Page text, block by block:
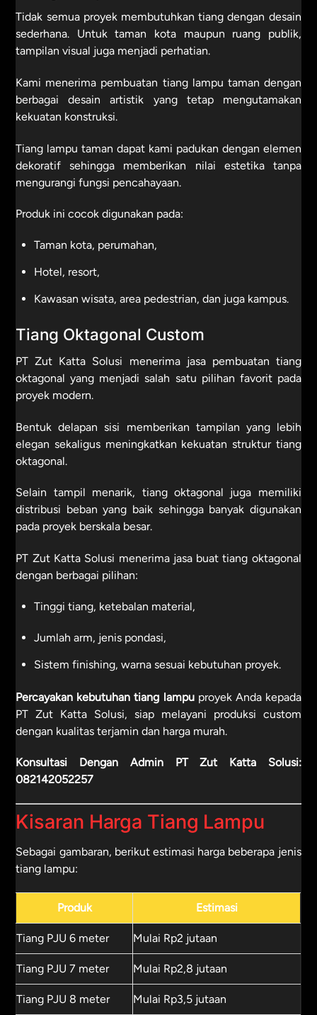
Tidak semua proyek membutuhkan tiang dengan desain
sederhana. Untuk taman kota maupun ruang publik,
tampilan visual juga menjadi perhatian.
Kami menerima pembuatan tiang lampu taman dengan
berbagai desain artistik yang tetap mengutamakan
kekuatan konstruksi.
Tiang lampu taman dapat kami padukan dengan elemen
dekoratif sehingga memberikan nilai estetika tanpa
mengurangi fungsi pencahayaan.
Produk ini cocok digunakan pada:
Taman kota, perumahan,
Hotel, resort,
Kawasan wisata, area pedestrian, dan juga kampus.
Tiang Oktagonal Custom
PT Zut Katta Solusi menerima jasa pembuatan tiang
oktagonal yang menjadi salah satu pilihan favorit pada
proyek modern.
Bentuk delapan sisi memberikan tampilan yang lebih
elegan sekaligus meningkatkan kekuatan struktur tiang
oktagonal.
Selain tampil menarik, tiang oktagonal juga memiliki
distribusi beban yang baik sehingga banyak digunakan
pada proyek berskala besar.
PT Zut Katta Solusi menerima jasa buat tiang oktagonal
dengan berbagai pilihan:
Tinggi tiang, ketebalan material,
Jumlah arm, jenis pondasi,
Sistem finishing, warna sesuai kebutuhan proyek.
Percayakan kebutuhan tiang lampuproyek Anda kepada
PT Zut Katta Solusi, siap melayani produksi custom
dengan kualitas terjamin dan harga murah.
Konsultasi Dengan Admin PT Zut Katta Solusi:
082142052257
Kisaran Harga Tiang Lampu
Sebagai gambaran, berikut estimasi harga beberapa jenis
tiang lampu:
Produk Estimasi
Tiang PJU 6 meter Mulai Rp2 jutaan
Tiang PJU 7 meter Mulai Rp2,8 jutaan
Tiang PJU 8 meter Mulai Rp3,5 jutaan